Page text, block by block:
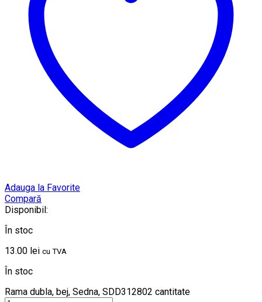
Adauga la Favorite
Compară
Disponibil:
În stoc
13.00 lei cu TVA
În stoc
Rama dubla, bej, Sedna, SDD312802 cantitate